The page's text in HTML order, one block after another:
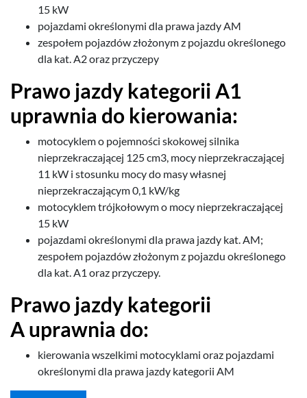
15 kW
pojaz­dami określonymi dla prawa jazdyAM
zespołem pojazdów złożonym z pojazdu określonego
dla kat.A2oraz przyczepy
Prawo jazdy kat­e­gorii A1
upraw­nia do kierowania:
moto­cyk­lem o pojem­ności skokowej sil­nika
nieprzekracza­jącej 125cm3, mocy nieprzekracza­jącej
11 kW i sto­sunku mocy do masy włas­nej
nieprzekracza­ją­cym0,1 kW/​kg
moto­cyk­lem trójkołowym o mocy nieprzekracza­jącej
15 kW
pojaz­dami określonymi dla prawa jazdy kat.AM;
zespołem pojazdów złożonym z pojazdu określonego
dla kat.A1 oraz przyczepy.
Prawo jazdy kat­e­gorii
A upraw­nia do:
kierowa­nia wszelkimi moto­cyk­lami oraz pojaz­dami
określonymi dla prawa jazdy kat­e­gorii AM